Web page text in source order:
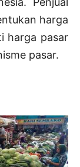
harga
harga pasar
pasar.